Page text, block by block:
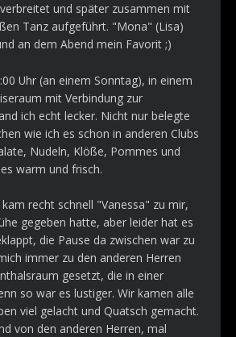
und später zusammen mit
Tanz aufgeführt. "Mona" (Lisa)
an dem Abend mein Favorit ;)
Uhr (an einem Sonntag), in einem
mit Verbindung zur
ich echt lecker. Nicht nur belegte
wie ich es schon in anderen Clubs
Nudeln, Klöße, Pommes und
warm und frisch.
recht schnell "Vanessa" zu mir,
gegeben hatte, aber leider hat es
die Pause da zwischen war zu
immer zu den anderen Herren
gesetzt, die in einer
so war es lustiger. Wir kamen alle
viel gelacht und Quatsch gemacht.
von den anderen Herren, mal